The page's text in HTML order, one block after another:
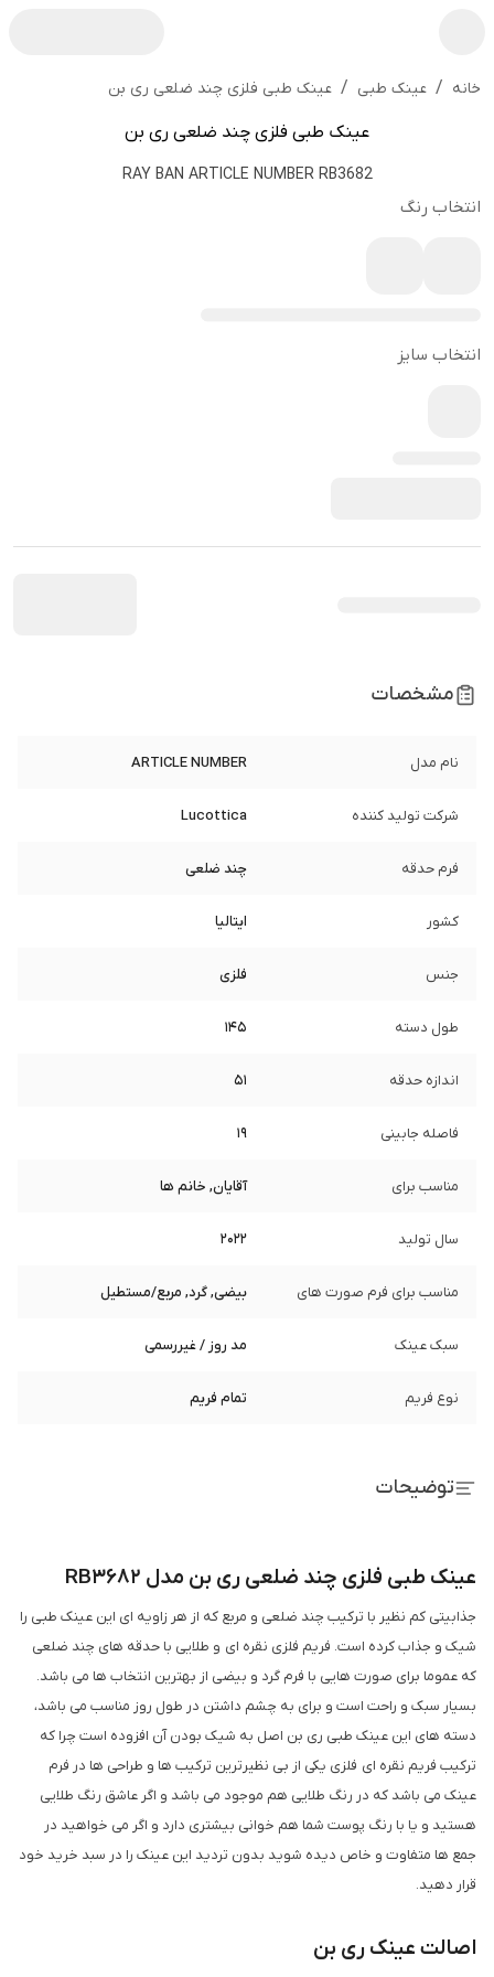
خانه / عینک طبی / عینک طبی فلزی چند ضلعی ری بن
عینک طبی فلزی چند ضلعی ری بن
RAY BAN ARTICLE NUMBER RB3682
انتخاب رنگ
انتخاب سایز
مشخصات
نام مدل ARTICLE NUMBER
شرکت تولید کننده Lucottica
فرم حدقه چند ضلعی
کشور ایتالیا
جنس فلزی
طول دسته 145
اندازه حدقه 51
فاصله جابینی 19
مناسب برای آقایان, خانم ها
سال تولید 2022
مناسب برای فرم صورت های بیضی, گرد, مربع/مستطیل
سبک عینک مد روز / غیررسمی
نوع فریم تمام فریم
توضیحات
عینک طبی فلزی چند ضلعی ری بن مدل RB3682
جذابیتی کم نظیر با ترکیب چند ضلعی و مربع که از هر زاویه ای این عینک طبی را
شیک و جذاب کرده است. فریم فلزی نقره ای و طلایی با حدقه های چند ضلعی
که عموما برای صورت هایی با فرم گرد و بیضی از بهترین انتخاب ها می باشد.
بسیار سبک و راحت است و برای به چشم داشتن در طول روز مناسب می باشد،
دسته های این عینک طبی ری بن اصل به شیک بودن آن افزوده است چرا که
ترکیب فریم نقره ای فلزی یکی از بی نظیرترین ترکیب ها و طراحی ها در فرم
عینک می باشد که در رنگ طلایی هم موجود می باشد و اگر عاشق رنگ طلایی
هستید و یا با رنگ پوست شما هم خوانی بیشتری دارد و اگر می خواهید در
جمع ها متفاوت و خاص دیده شوید بدون تردید این عینک را در سبد خرید خود
قرار دهید.
اصالت عینک ری بن